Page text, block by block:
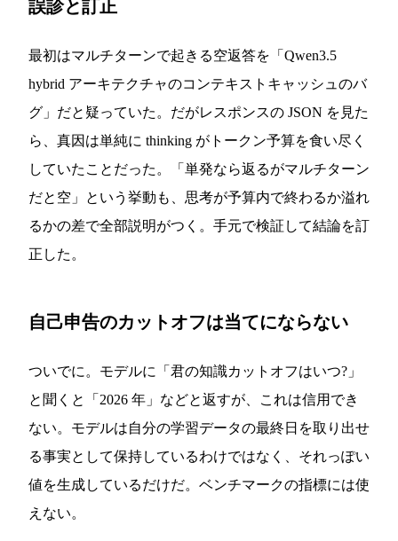
誤診と訂正
最初はマルチターンで起きる空返答を「Qwen3.5
hybrid アーキテクチャのコンテキストキャッシュのバ
グ」だと疑っていた。だがレスポンスの JSON を見た
ら、真因は単純に thinking がトークン予算を食い尽く
していたことだった。「単発なら返るがマルチターン
だと空」という挙動も、思考が予算内で終わるか溢れ
るかの差で全部説明がつく。手元で検証して結論を訂
正した。
自己申告のカットオフは当てにならない
ついでに。モデルに「君の知識カットオフはいつ?」
と聞くと「2026 年」などと返すが、これは信用でき
ない。モデルは自分の学習データの最終日を取り出せ
る事実として保持しているわけではなく、それっぽい
値を生成しているだけだ。ベンチマークの指標には使
えない。